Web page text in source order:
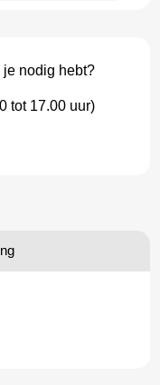
je nodig hebt?
tot 17.00 uur)